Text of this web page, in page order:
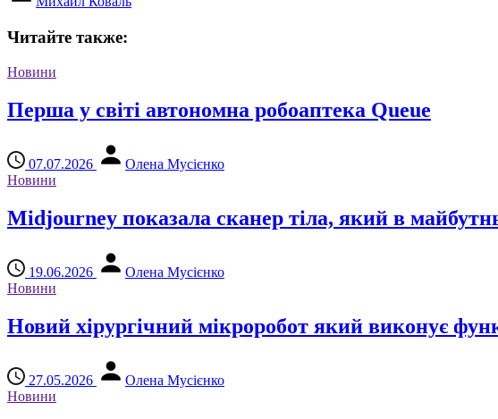
Читайте также:
Новини
Перша у світі автономна робоаптека Queue
07.07.2026
Олена Мусієнко
Новини
Midjourney показала сканер тіла, який в
19.06.2026
Олена Мусієнко
Новини
Новий хірургічний мікроробот який виконує
27.05.2026
Олена Мусієнко
Новини